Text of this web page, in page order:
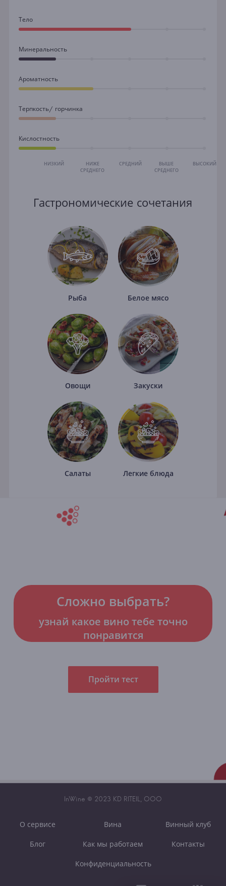
Тело
Минеральность
Ароматность
Терпкость/ горчинка
Кислостность
НИЗКИЙ
НИЖЕ
СРЕДНЕГО
СРЕДНИЙ
ВЫШЕ
СРЕДНЕГО
ВЫСОКИЙ
Гастрономические сочетания
Рыба Белое мясо
Овощи Закуски
Салаты Легкие блюда
Сложно выбрать?
узнай какое вино тебе точно
понравится
Пройти тест
InWine © 2023 KD RITEIL, OOO
О сервисе Вина Винный клуб
Блог Как мы работаем Контакты
Конфиденциальность